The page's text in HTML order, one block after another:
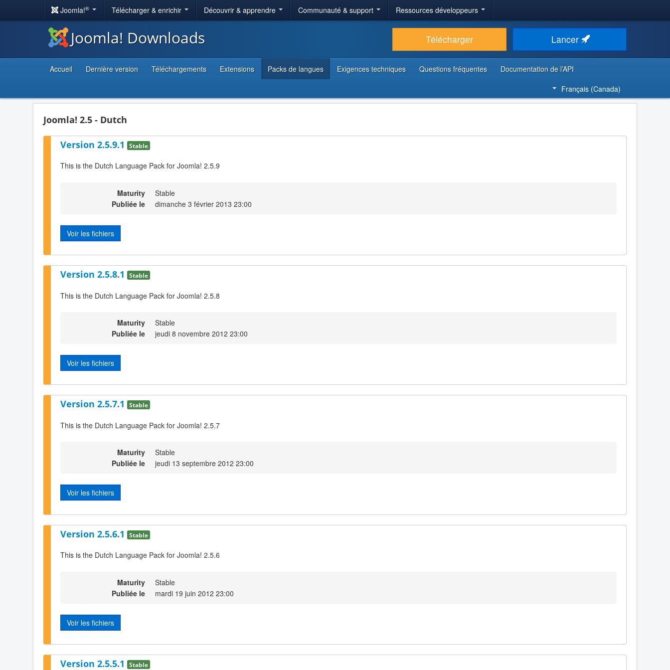
Joomla!® Télécharger & enrichir Découvrir & apprendre Communauté & support Ressources développeurs
Joomla! Downloads Télécharger Lancer
Accueil Dernière version Téléchargements Extensions Packs de langues Exigences techniques Questions fréquentes
Documentation de l’API
Français (Canada)
Joomla! 2.5 - Dutch
Version 2.5.9.1 Stable
This is the Dutch Language Pack for Joomla! 2.5.9
Maturity
Stable
Publiée le
dimanche 3 février 2013 23:00
Voir les fichiers
Version 2.5.8.1 Stable
This is the Dutch Language Pack for Joomla! 2.5.8
Maturity
Stable
Publiée le
jeudi 8 novembre 2012 23:00
Voir les fichiers
Version 2.5.7.1 Stable
This is the Dutch Language Pack for Joomla! 2.5.7
Maturity
Stable
Publiée le
jeudi 13 septembre 2012 23:00
Voir les fichiers
Version 2.5.6.1 Stable
This is the Dutch Language Pack for Joomla! 2.5.6
Maturity
Stable
Publiée le
mardi 19 juin 2012 23:00
Voir les fichiers
Version 2.5.5.1 Stable